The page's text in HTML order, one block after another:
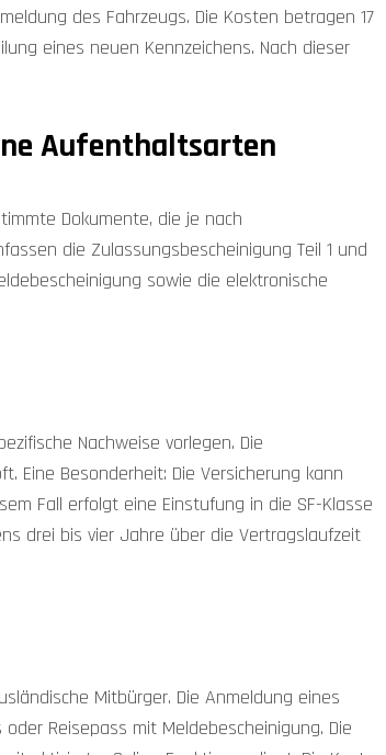
des Fahrzeugs. Die Kosten betragen 17
eines neuen Kennzeichens. Nach dieser
Aufenthaltsarten
Dokumente, die je nach
die Zulassungsbescheinigung Teil 1 und
sowie die elektronische
Nachweise vorlegen. Die
Eine Besonderheit: Die Versicherung kann
Fall erfolgt eine Einstufung in die SF-Klasse
drei bis vier Jahre über die Vertragslaufzeit
Mitbürger. Die Anmeldung eines
Reisepass mit Meldebescheinigung. Die